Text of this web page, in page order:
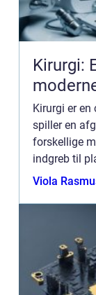
Kirurgi:
Kirurgi er
spiller en
forskellige
indgreb til
praksis
Viola